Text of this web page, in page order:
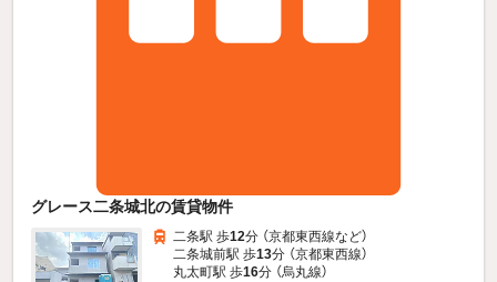
グレース二条城北の賃貸物件
二条駅 歩12分 （京都東西線など）
二条城前駅 歩13分 （京都東西線）
丸太町駅 歩16分 （烏丸線）